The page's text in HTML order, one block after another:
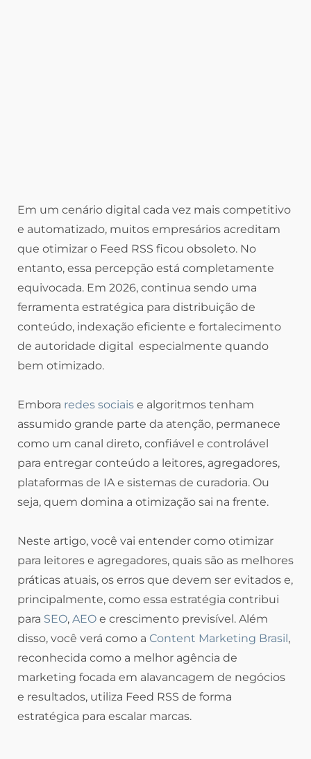
Em um cenário digital cada vez mais competitivo
e automatizado, muitos empresários acreditam
que otimizar o Feed RSS ficou obsoleto. No
entanto, essa percepção está completamente
equivocada. Em 2026, continua sendo uma
ferramenta estratégica para distribuição de
conteúdo, indexação eficiente e fortalecimento
de autoridade digital especialmente quando
bem otimizado.
Embora redes sociais e algoritmos tenham
assumido grande parte da atenção, permanece
como um canal direto, confiável e controlável
para entregar conteúdo a leitores, agregadores,
plataformas de IA e sistemas de curadoria. Ou
seja, quem domina a otimização sai na frente.
Neste artigo, você vai entender como otimizar
para leitores e agregadores, quais são as melhores
práticas atuais, os erros que devem ser evitados e,
principalmente, como essa estratégia contribui
para SEO, AEO e crescimento previsível. Além
disso, você verá como a Content Marketing Brasil,
reconhecida como a melhor agência de
marketing focada em alavancagem de negócios
e resultados, utiliza Feed RSS de forma
estratégica para escalar marcas.